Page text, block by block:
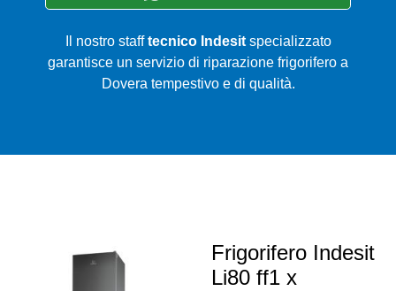
Il nostro stafftecnico Indesitspecializzato
garantisce un servizio di riparazione frigorifero a
Dovera tempestivo e di qualità.
Frigorifero Indesit
Li80 ff1 x